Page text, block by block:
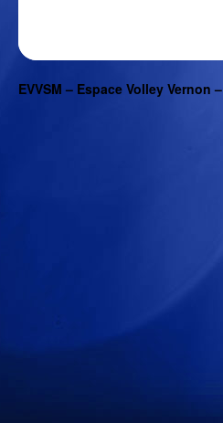
EVVSM – Espace Volley Vernon